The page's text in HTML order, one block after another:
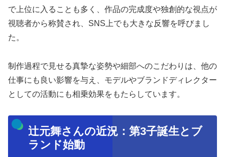
で上位に入ることも多く、作品の完成度や独創的な視点が
視聴者から称賛され、SNS上でも大きな反響を呼びまし
た。
制作過程で見せる真摯な姿勢や細部へのこだわりは、他の
仕事にも良い影響を与え、モデルやブランドディレクター
としての活動にも相乗効果をもたらしています。
辻元舞さんの近況：第3子誕生とブ
ランド始動